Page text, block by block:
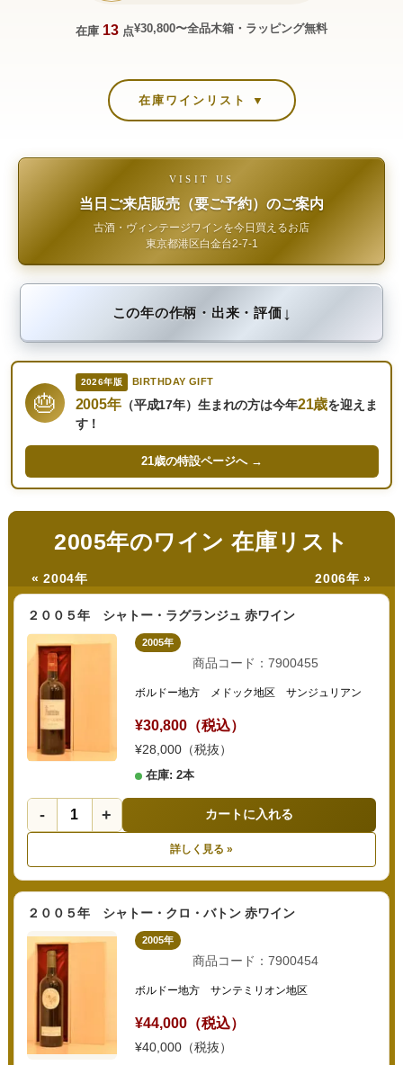
在庫 13 点¥30,800〜全品木箱・ラッピング無料
在庫ワインリスト ▼
VISIT US
当日ご来店販売（要ご予約）のご案内
古酒・ヴィンテージワインを今日買えるお店
東京都港区白金台2-7-1
この年の作柄・出来・評価↓
🎂
2026年版 BIRTHDAY GIFT
2005年（平成17年）生まれの方は今年21歳を迎えま
す！
21歳の特設ページへ →
2005年のワイン 在庫リスト
« 2004年 2006年 »
２００５年 シャトー・ラグランジュ 赤ワイン
2005年
商品コード：7900455
ボルドー地方 メドック地区 サンジュリアン
¥30,800（税込）
¥28,000（税抜）
在庫: 2本
- + カートに入れる
詳しく見る »
２００５年 シャトー・クロ・バトン 赤ワイン
2005年
商品コード：7900454
ボルドー地方 サンテミリオン地区
¥44,000（税込）
¥40,000（税抜）